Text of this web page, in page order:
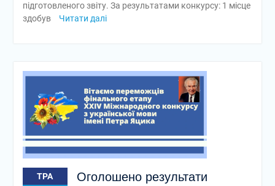
підготовленого звіту. За результатами конкурсу: 1 місце
здобув
Читати далі
ТРА
Оголошено результати